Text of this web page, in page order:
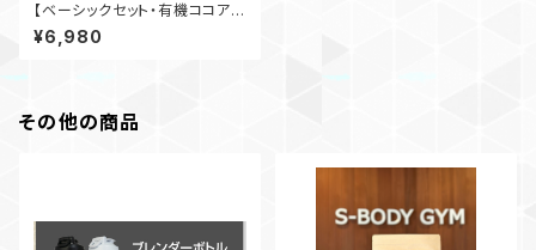
【ベーシックセット・有機ココア】
S-BODY SHAKE 750g ×
S.B.Gボトル
¥6,980
その他の商品